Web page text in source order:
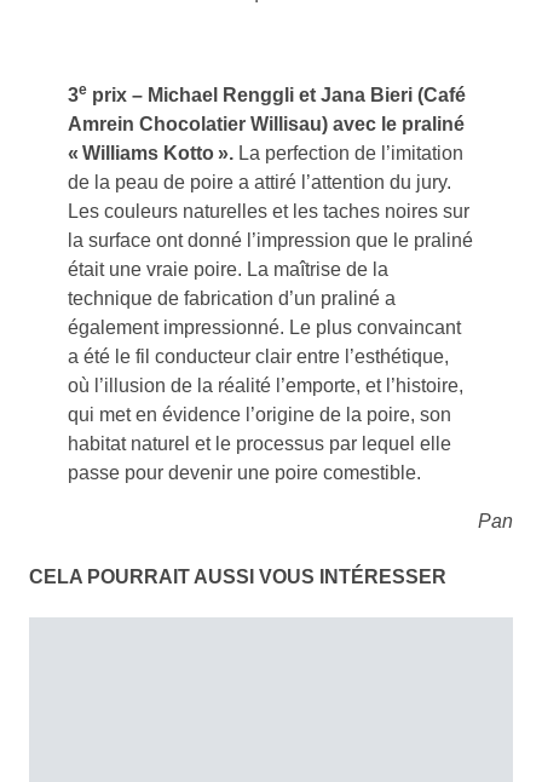
3e prix – Michael Renggli et Jana Bieri (Café
Amrein Chocolatier Willisau) avec le praliné
« Williams Kotto ». La perfection de l’imitation
de la peau de poire a attiré l’attention du jury.
Les couleurs naturelles et les taches noires sur
la surface ont donné l’impression que le praliné
était une vraie poire. La maîtrise de la
technique de fabrication d’un praliné a
également impressionné. Le plus convaincant
a été le fil conducteur clair entre l’esthétique,
où l’illusion de la réalité l’emporte, et l’histoire,
qui met en évidence l’origine de la poire, son
habitat naturel et le processus par lequel elle
passe pour devenir une poire comestible.
Pan
CELA POURRAIT AUSSI VOUS INTÉRESSER